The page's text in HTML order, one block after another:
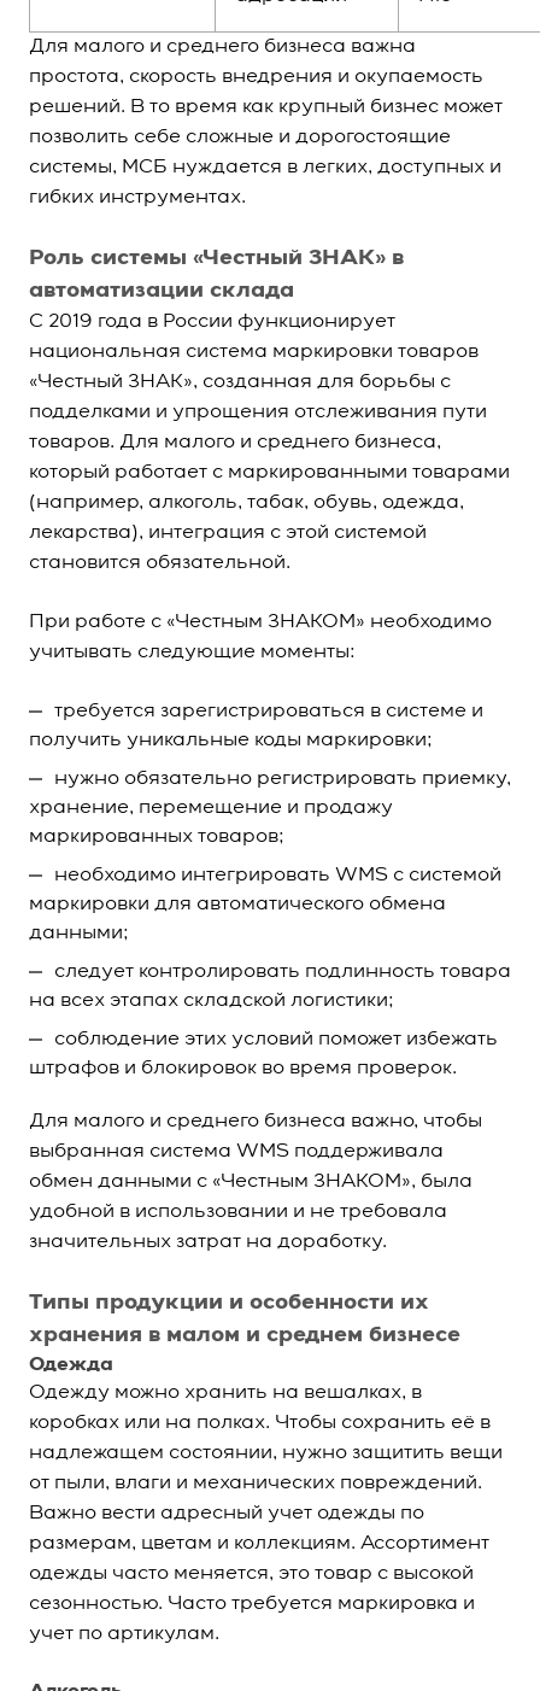
Для малого и среднего бизнеса важна
простота, скорость внедрения и окупаемость
решений. В то время как крупный бизнес может
позволить себе сложные и дорогостоящие
системы, МСБ нуждается в легких, доступных и
гибких инструментах.
Роль системы «Честный ЗНАК» в
автоматизации склада
С 2019 года в России функционирует
национальная система маркировки товаров
«Честный ЗНАК», созданная для борьбы с
подделками и упрощения отслеживания пути
товаров. Для малого и среднего бизнеса,
который работает с маркированными товарами
(например, алкоголь, табак, обувь, одежда,
лекарства), интеграция с этой системой
становится обязательной.
При работе с «Честным ЗНАКОМ» необходимо
учитывать следующие моменты:
требуется зарегистрироваться в системе и
получить уникальные коды маркировки;
нужно обязательно регистрировать приемку,
хранение, перемещение и продажу
маркированных товаров;
необходимо интегрировать WMS с системой
маркировки для автоматического обмена
данными;
следует контролировать подлинность товара
на всех этапах складской логистики;
соблюдение этих условий поможет избежать
штрафов и блокировок во время проверок.
Для малого и среднего бизнеса важно, чтобы
выбранная система WMS поддерживала
обмен данными с «Честным ЗНАКОМ», была
удобной в использовании и не требовала
значительных затрат на доработку.
Типы продукции и особенности их
хранения в малом и среднем бизнесе
Одежда
Одежду можно хранить на вешалках, в
коробках или на полках. Чтобы сохранить её в
надлежащем состоянии, нужно защитить вещи
от пыли, влаги и механических повреждений.
Важно вести адресный учет одежды по
размерам, цветам и коллекциям. Ассортимент
одежды часто меняется, это товар с высокой
сезонностью. Часто требуется маркировка и
учет по артикулам.